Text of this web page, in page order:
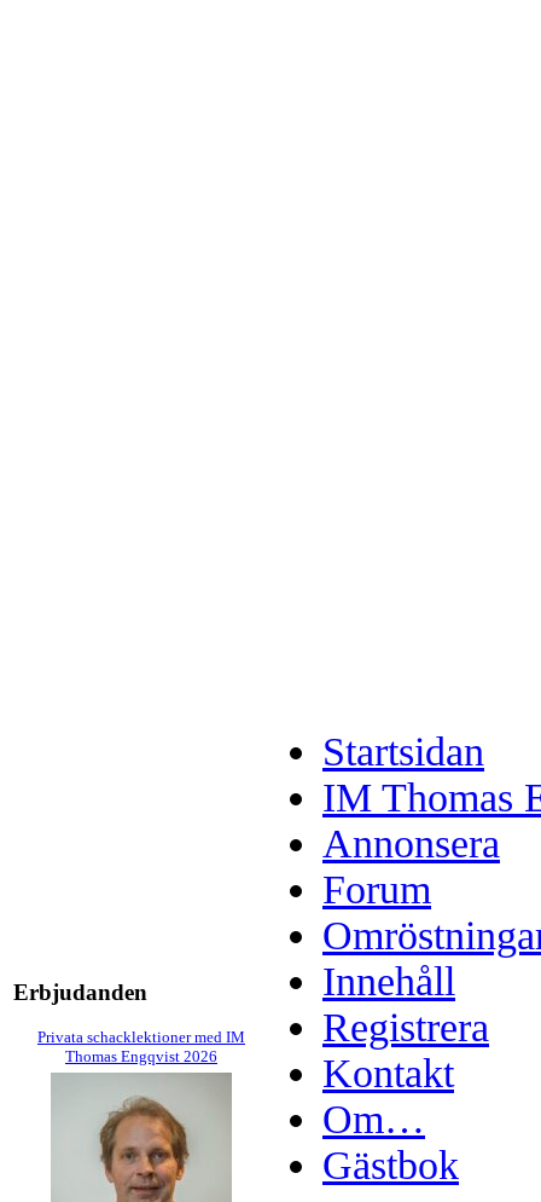
Erbjudanden
Privata schacklektioner med IM
Thomas Engqvist 2026
Startsidan
IM Thomas
Annonsera
Forum
Innehåll
Registrera
Kontakt
Om…
Gästbok